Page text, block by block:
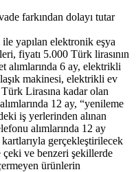
farkından dolayı tutar
ile yapılan elektronik eşya
fiyatı 5.000 Türk lirasının
alımlarında 6 ay, elektrikli
makinesi, elektrikli ev
Lirasına kadar olan
12 ay, “yenileme
iş yerlerinden alınan
alımlarında 12 ay
gerçekleştirilecek
ve benzeri şekillerde
ürünlerin